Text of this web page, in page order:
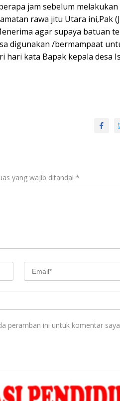
jam sebelum
rawa jitu Utara ini,Pak
agar supaya batuan
digunakan /bermampaat
hari kata Bapak kepala desa
yang wajib ditandai *
peramban ini untuk komentar